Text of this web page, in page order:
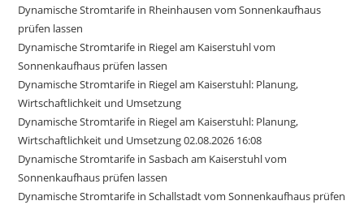
Dynamische Stromtarife in Rheinhausen vom Sonnenkaufhaus
prüfen lassen
Dynamische Stromtarife in Riegel am Kaiserstuhl vom
Sonnenkaufhaus prüfen lassen
Dynamische Stromtarife in Riegel am Kaiserstuhl: Planung,
Wirtschaftlichkeit und Umsetzung
Dynamische Stromtarife in Riegel am Kaiserstuhl: Planung,
Wirtschaftlichkeit und Umsetzung 02.08.2026 16:08
Dynamische Stromtarife in Sasbach am Kaiserstuhl vom
Sonnenkaufhaus prüfen lassen
Dynamische Stromtarife in Schallstadt vom Sonnenkaufhaus prüfen